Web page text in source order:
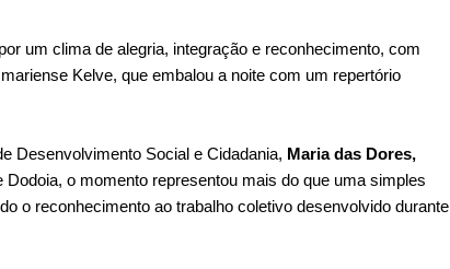
um clima de alegria, integração e reconhecimento, com
Kelve, que embalou a noite com um repertório
Desenvolvimento Social e Cidadania, Maria das Dores,
o momento representou mais do que uma simples
o reconhecimento ao trabalho coletivo desenvolvido durante